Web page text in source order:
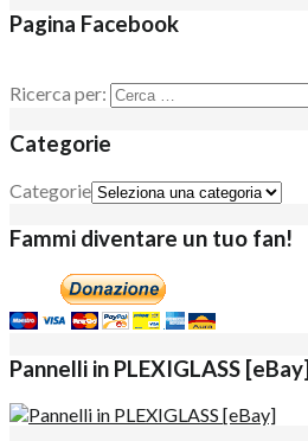
Pagina Facebook
Ricerca per:
Categorie
Categorie
Fammi diventare un tuo fan!
Pannelli in PLEXIGLASS [eBay]